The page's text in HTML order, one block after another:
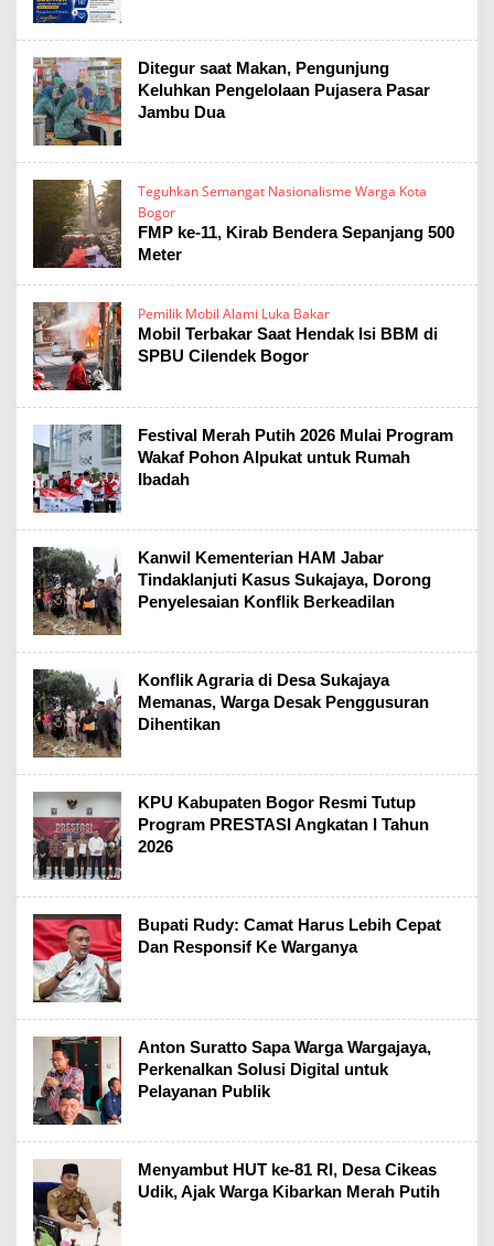
Ditegur saat Makan, Pengunjung
Keluhkan Pengelolaan Pujasera Pasar
Jambu Dua
Teguhkan Semangat Nasionalisme Warga Kota
Bogor
FMP ke-11, Kirab Bendera Sepanjang 500
Meter
Pemilik Mobil Alami Luka Bakar
Mobil Terbakar Saat Hendak Isi BBM di
SPBU Cilendek Bogor
Festival Merah Putih 2026 Mulai Program
Wakaf Pohon Alpukat untuk Rumah
Ibadah
Kanwil Kementerian HAM Jabar
Tindaklanjuti Kasus Sukajaya, Dorong
Penyelesaian Konflik Berkeadilan
Konflik Agraria di Desa Sukajaya
Memanas, Warga Desak Penggusuran
Dihentikan
KPU Kabupaten Bogor Resmi Tutup
Program PRESTASI Angkatan I Tahun
2026
Bupati Rudy: Camat Harus Lebih Cepat
Dan Responsif Ke Warganya
Anton Suratto Sapa Warga Wargajaya,
Perkenalkan Solusi Digital untuk
Pelayanan Publik
Menyambut HUT ke-81 RI, Desa Cikeas
Udik, Ajak Warga Kibarkan Merah Putih